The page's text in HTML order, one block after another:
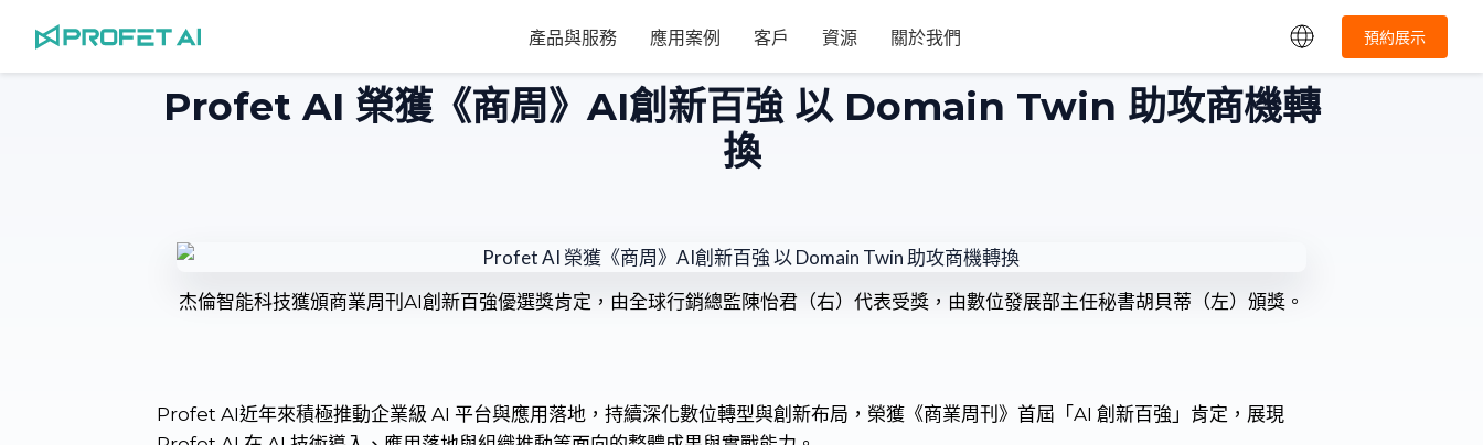
主
產品與服務 應用案例 客戶 資源 關於我們 預約展示
Profet AI 榮獲《商周》AI創新百強 以 Domain Twin 助攻商機轉
換
杰倫智能科技獲頒商業周刊AI創新百強優選獎肯定，由全球行銷總監陳怡君（右）代表受獎，由數位發展部主任秘書胡貝蒂（左）頒獎。
Profet AI近年來積極推動企業級 AI 平台與應用落地，持續深化數位轉型與創新布局，榮獲《商業周刊》首屆「AI 創新百強」肯定，展現